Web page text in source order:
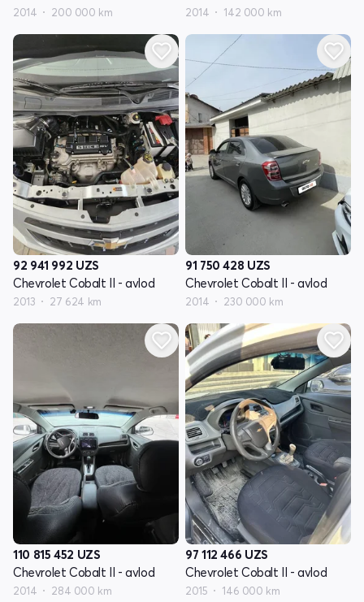
2014 200 000 km 2014 142 000 km
92 941 992 UZS
Chevrolet Cobalt II - avlod
2013 27 624 km
91 750 428 UZS
Chevrolet Cobalt II - avlod
2014 230 000 km
110 815 452 UZS
Chevrolet Cobalt II - avlod
2014 284 000 km
97 112 466 UZS
Chevrolet Cobalt II - avlod
2015 146 000 km